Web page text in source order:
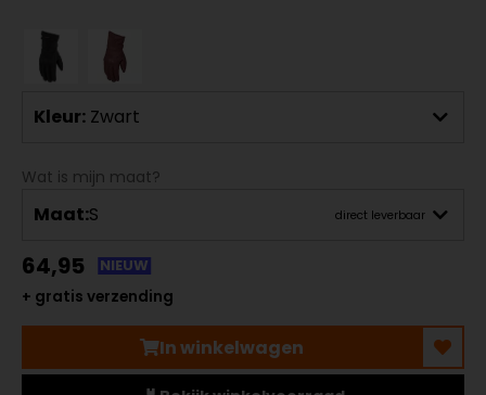
Kleur: Zwart
Wat is mijn maat?
Maat:S direct leverbaar
64,95
NIEUW
+ gratis verzending
In winkelwagen